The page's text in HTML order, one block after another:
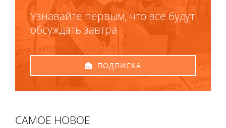
Узнавайте первым, что все будут
обсуждать завтра
ПОДПИСКА
САМОЕ НОВОЕ